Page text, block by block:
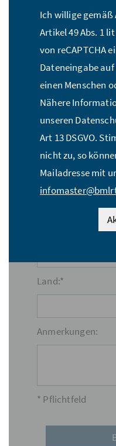
Ich willige gemäß
Artikel 49 Abs. 1
von reCAPTCHA
Dateneingabe
einen Menschen
Nähere
unseren
Art 13 DSGVO.
nicht zu, so
Mailadresse mit
Name:*
E-Mail Adresse:*
PLZ:*
Land:*
Anmerkungen:
* Pflichtfeld